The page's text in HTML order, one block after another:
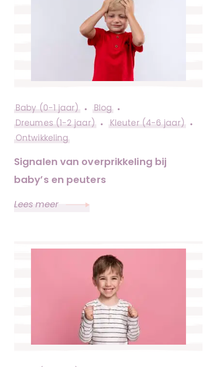
Baby (0-1 jaar)
Blog
Dreumes (1-2 jaar)
Kleuter (4-6 jaar)
Ontwikkeling
Signalen van overprikkeling bij
baby’s en peuters
Lees meer